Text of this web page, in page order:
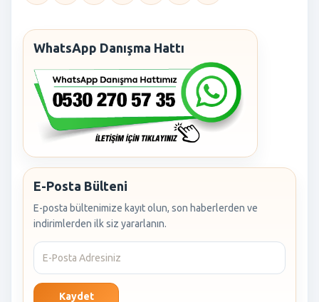
WhatsApp Danışma Hattı
E-Posta Bülteni
E-posta bültenimize kayıt olun, son haberlerden ve
indirimlerden ilk siz yararlanın.
Kaydet